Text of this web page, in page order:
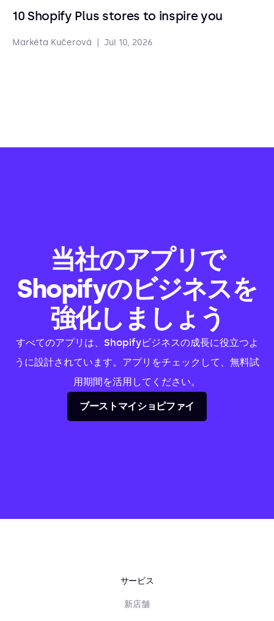
10 Shopify Plus stores to inspire you
Markéta Kučerová Jul 10, 2026
当社のアプリで
Shopifyのビジネスを
強化しましょう
すべてのアプリは、Shopifyビジネスの成長に役立つよ
うに設計されています。アプリをチェックして、無料試
用期間を活用してください。
ブーストマイショピファイ
サービス
新店舗